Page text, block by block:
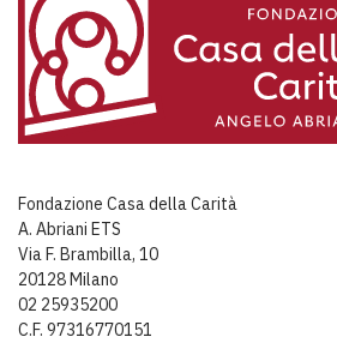
Fondazione Casa della Carità
A. Abriani ETS
Via F. Brambilla, 10
20128 Milano
02 25935200
C.F. 97316770151